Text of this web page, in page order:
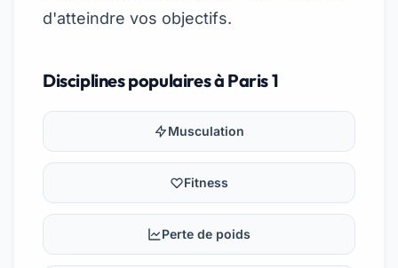
d'atteindre vos objectifs.
Disciplines populaires à Paris 1
Musculation
Fitness
Perte de poids